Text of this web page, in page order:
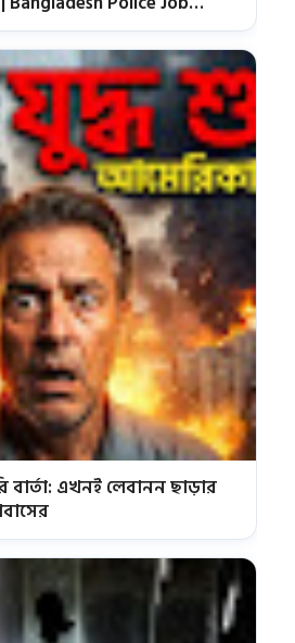
এখনই লেবানন ছাড়ার